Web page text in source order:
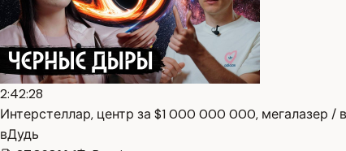
2:42:28
Интерстеллар, центр за $1 000 000 000, мегалазер /
вДудь